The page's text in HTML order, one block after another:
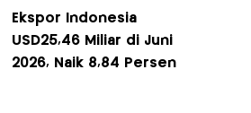
Ekspor Indonesia
USD25,46 Miliar di Juni
2026, Naik 8,84 Persen